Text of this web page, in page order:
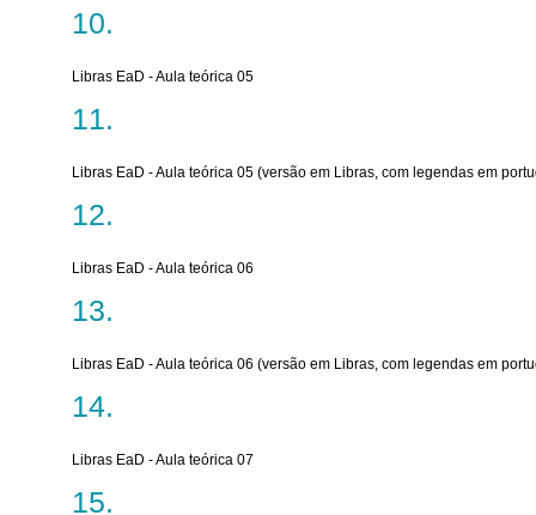
Libras EaD - Aula teórica 05
Libras EaD - Aula teórica 05 (versão em Libras, com legendas em
Libras EaD - Aula teórica 06
Libras EaD - Aula teórica 06 (versão em Libras, com legendas em
Libras EaD - Aula teórica 07